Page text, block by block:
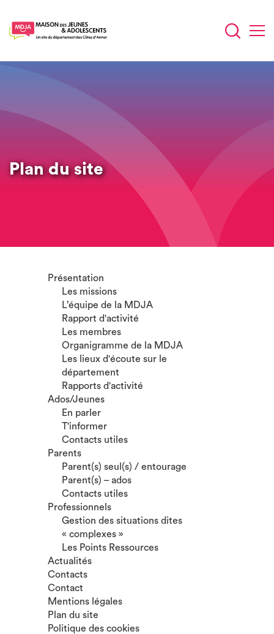
principal
Plan du site
Présentation
Les missions
L’équipe de la MDJA
Rapport d'activité
Les membres
Organigramme de la MDJA
Les lieux d'écoute sur le
département
Rapports d'activité
Ados/Jeunes
En parler
T'informer
Contacts utiles
Parents
Parent(s) seul(s) / entourage
Parent(s) – ados
Contacts utiles
Professionnels
Gestion des situations dites
« complexes »
Les Points Ressources
Actualités
Contacts
Contact
Mentions légales
Plan du site
Politique des cookies